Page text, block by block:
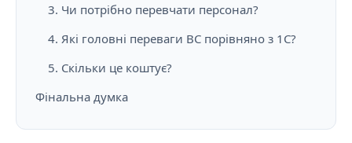
3. Чи потрібно перевчати персонал?
4. Які головні переваги BC порівняно з 1С?
5. Скільки це коштує?
Фінальна думка